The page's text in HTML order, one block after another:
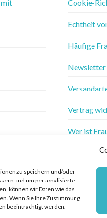
zu speichern und/oder
und um personalisierte
können wir Daten wie das
Wenn Sie Ihre Zustimmung
beeinträchtigt werden.
mit
Cookie-
Echtheit
Häufige
Newsletter
Vertrag
Wer ist